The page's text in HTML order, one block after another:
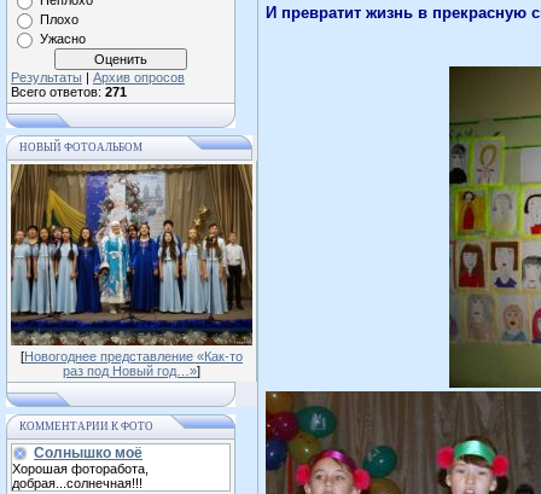
Плохо
Ужасно
Результаты | Архив опросов
Всего ответов: 271
НОВЫЙ ФОТОАЛЬБОМ
[Новогоднее представление «Как-то
раз под Новый год…»]
КОММЕНТАРИИ К ФОТО
Солнышко моё
Хорошая фоторабота,
добрая...солнечная!!!
И превратит жизнь в прекрасную